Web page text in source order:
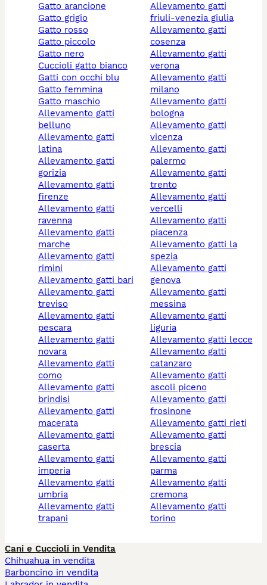
gatto arancione
gatto grigio
gatto rosso
gatto piccolo
gatto nero
cuccioli gatto bianco
gatti con occhi blu
gatto femmina
gatto maschio
allevamento gatti
belluno
allevamento gatti
latina
allevamento gatti
gorizia
allevamento gatti
firenze
allevamento gatti
ravenna
allevamento gatti
marche
allevamento gatti
rimini
allevamento gatti bari
allevamento gatti
treviso
allevamento gatti
pescara
allevamento gatti
novara
allevamento gatti
como
allevamento gatti
brindisi
allevamento gatti
macerata
allevamento gatti
caserta
allevamento gatti
imperia
allevamento gatti
umbria
allevamento gatti
trapani
allevamento gatti
friuli-venezia giulia
allevamento gatti
cosenza
allevamento gatti
verona
allevamento gatti
milano
allevamento gatti
bologna
allevamento gatti
vicenza
allevamento gatti
palermo
allevamento gatti
trento
allevamento gatti
vercelli
allevamento gatti
piacenza
allevamento gatti la
spezia
allevamento gatti
genova
allevamento gatti
messina
allevamento gatti
liguria
allevamento gatti lecce
allevamento gatti
catanzaro
allevamento gatti
ascoli piceno
allevamento gatti
frosinone
allevamento gatti rieti
allevamento gatti
brescia
allevamento gatti
parma
allevamento gatti
cremona
allevamento gatti
torino
Cani e Cuccioli in Vendita
Chihuahua in vendita
Barboncino in vendita